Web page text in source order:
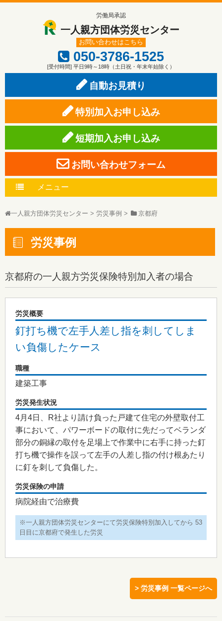
労働局承認
一人親方団体労災センター
お問い合わせはこちら
050-3786-1525
[受付時間] 平日9時～18時（土日祝・年末年始除く）
自動お見積り
特別加入お申し込み
短期加入お申し込み
お問い合わせフォーム
メニュー
一人親方団体労災センター > 労災事例 > 京都府
労災事例
京都府の一人親方労災保険特別加入者の場合
労災概要
釘打ち機で左手人差し指を刺してしま
い負傷したケース
職種
建築工事
労災発生状況
4月4日、R社より請け負った戸建て住宅の外壁取付工
事において、パワーボードの取付に先だってベランダ
部分の銅縁の取付を足場上で作業中に右手に持った釘
打ち機で操作を誤って左手の人差し指の付け根あたり
に釘を刺して負傷した。
労災保険の申請
病院経由で治療費
※一人親方団体労災センターにて労災保険特別加入してから 53
日目に京都府で発生した労災
> 労災事例 一覧ページへ